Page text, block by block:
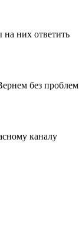
них ответить
без проблем
каналу